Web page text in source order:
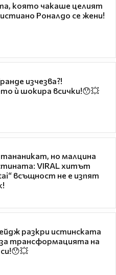
която чакаше целият
Роналдо се жени!
изчезва?!
ѝ шокира всички!😯💥
тананикат, но малцина
VIRAL хитът
всъщност не е изпят
разкри истинската
трансформацията на